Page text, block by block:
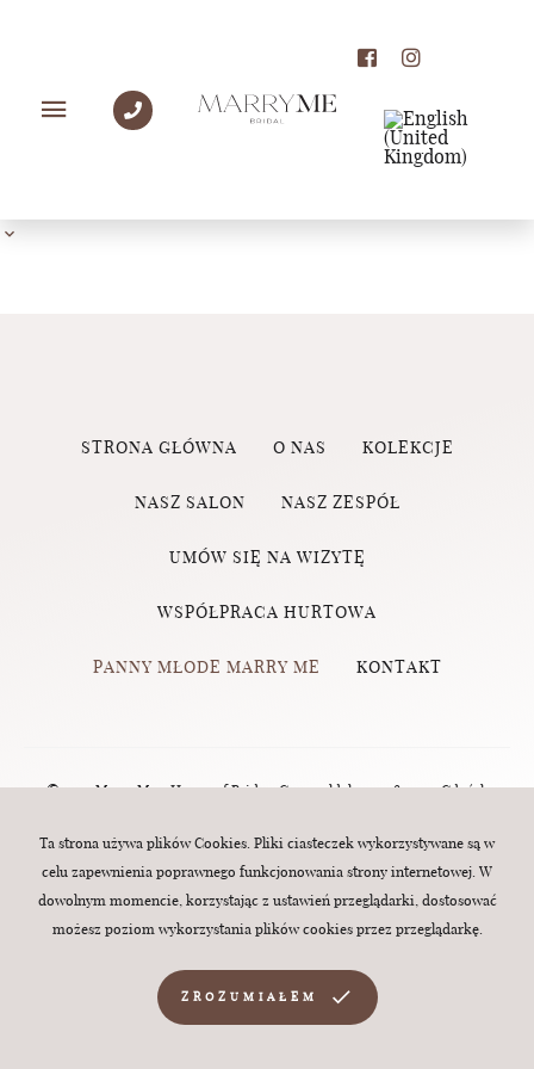
PANNY MŁODE MARRY
STRONA GŁÓWNA O NAS KOLEKCJE
NASZ SALON NASZ ZESPÓŁ
UMÓW SIĘ NA WIZYTĘ
WSPÓŁPRACA HURTOWA
PANNY MŁODE MARRY ME KONTAKT
© 2023 Marry Me - House of Brides, Grunwaldzka 124, 80-244 Gdańsk
570 760 320 | e-mail: biuro@marry-me.com.pl
reserved. Webdesign:MINT
Ta strona używa plików Cookies. Pliki ciasteczek wykorzystywane są w
celu zapewnienia poprawnego funkcjonowania strony internetowej. W
dowolnym momencie, korzystając z ustawień przeglądarki, dostosować
możesz poziom wykorzystania plików cookies przez przeglądarkę.
ZROZUMIAŁEM